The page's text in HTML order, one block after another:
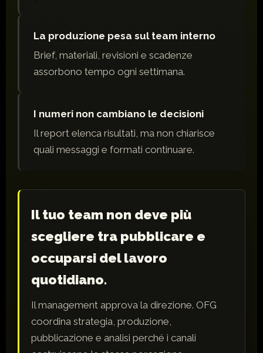
La produzione pesa sul team interno
Brief, materiali, revisioni e scadenze
assorbono tempo ogni settimana.
I numeri non cambiano le decisioni
Il report elenca risultati, ma non chiarisce
quali messaggi e formati continuare.
Il tuo team non deve più
scegliere tra pubblicare e
occuparsi del lavoro
quotidiano.
Il management approva la direzione. OFG
coordina strategia, produzione,
pubblicazione e analisi perché i canali